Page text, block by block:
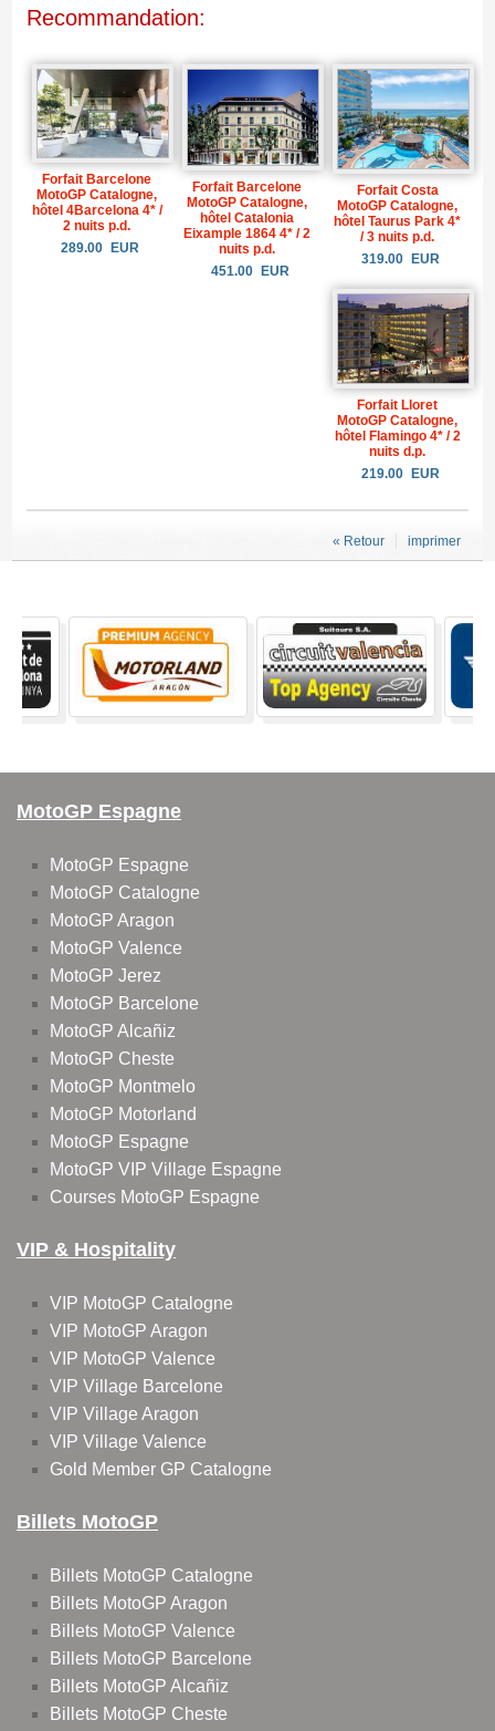
Recommandation:
Forfait Barcelone
MotoGP Catalogne,
hôtel 4Barcelona 4* /
2 nuits p.d.
289.00 EUR
Forfait Barcelone
MotoGP Catalogne,
hôtel Catalonia
Eixample 1864 4* / 2
nuits p.d.
451.00 EUR
Forfait Costa
MotoGP Catalogne,
hôtel Taurus Park 4*
/ 3 nuits p.d.
319.00 EUR
Forfait Lloret
MotoGP Catalogne,
hôtel Flamingo 4* / 2
nuits d.p.
219.00
EUR
imprimer
« Retour
MotoGP Espagne
MotoGP Espagne
MotoGP Catalogne
MotoGP Aragon
MotoGP Valence
MotoGP Jerez
MotoGP Barcelone
MotoGP Alcañiz
MotoGP Cheste
MotoGP Montmelo
MotoGP Motorland
MotoGP Espagne
MotoGP VIP Village Espagne
Courses MotoGP Espagne
VIP & Hospitality
VIP MotoGP Catalogne
VIP MotoGP Aragon
VIP MotoGP Valence
VIP Village Barcelone
VIP Village Aragon
VIP Village Valence
Gold Member GP Catalogne
Billets MotoGP
Billets MotoGP Catalogne
Billets MotoGP Aragon
Billets MotoGP Valence
Billets MotoGP Barcelone
Billets MotoGP Alcañiz
Billets MotoGP Cheste